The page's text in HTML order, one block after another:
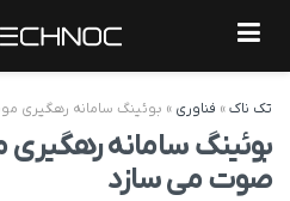
تک ناک» فناوری » بوئینگ سامانه رهگیری
بوئینگ سامانه
صوت می سازد